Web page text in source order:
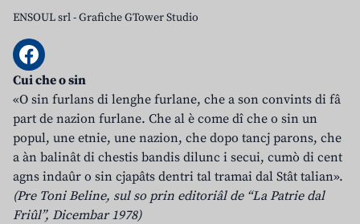
ENSOUL srl-Grafiche GTower Studio
Cui che o sin
«O sin furlans di lenghe furlane, che a son convints di fâ
part de nazion furlane. Che al è come dî che o sin un
popul, une etnie, une nazion, che dopo tancj parons, che
a àn balinât di chestis bandis dilunc i secui, cumò di cent
agns indaûr o sin cjapâts dentri tal tramai dal Stât talian».
(Pre Toni Beline, sul so prin editoriâl de “La Patrie dal
Friûl”, Dicembar 1978)